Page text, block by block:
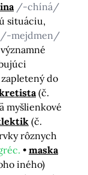
/-chíná/
situáciu,
/-mejdmen/
do
(č.
myšlienkové
(č.
rôznych
maska
iného)